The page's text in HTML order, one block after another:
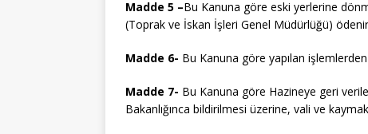
Madde 5 –Bu Kanuna göre eski yerlerine
(Toprak ve İskan İşleri Genel Müdürlüğü)
Madde 6- Bu Kanuna göre yapılan
Madde 7- Bu Kanuna göre Hazineye geri
Bakanlığınca bildirilmesi üzerine, vali ve